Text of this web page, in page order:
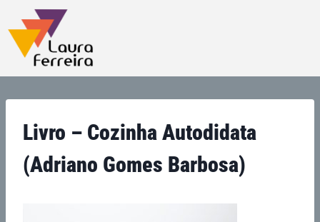
Livro – Cozinha Autodidata
(Adriano Gomes Barbosa)